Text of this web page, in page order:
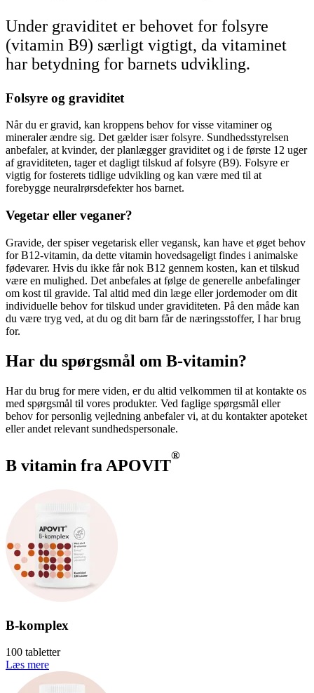
Under graviditet er behovet for folsyre
(vitamin B9) særligt vigtigt, da vitaminet
har betydning for barnets udvikling.
Folsyre og graviditet
Når du er gravid, kan kroppens behov for visse vitaminer og
mineraler ændre sig. Det gælder især folsyre. Sundhedsstyrelsen
anbefaler, at kvinder, der planlægger graviditet og i de første 12 uger
af graviditeten, tager et dagligt tilskud af folsyre (B9). Folsyre er
vigtig for fosterets tidlige udvikling og kan være med til at
forebygge neuralrørsdefekter hos barnet.
Vegetar eller veganer?
Gravide, der spiser vegetarisk eller vegansk, kan have et øget behov
for B12-vitamin, da dette vitamin hovedsageligt findes i animalske
fødevarer. Hvis du ikke får nok B12 gennem kosten, kan et tilskud
være en mulighed. Det anbefales at følge de generelle anbefalinger
om kost til gravide. Tal altid med din læge eller jordemoder om dit
individuelle behov for tilskud under graviditeten. På den måde kan
du være tryg ved, at du og dit barn får de næringsstoffer, I har brug
for.
Har du spørgsmål om B-vitamin?
Har du brug for mere viden, er du altid velkommen til at kontakte os
med spørgsmål til vores produkter. Ved faglige spørgsmål eller
behov for personlig vejledning anbefaler vi, at du kontakter apoteket
eller andet relevant sundhedspersonale.
B vitamin fra APOVIT
®
B-komplex
100 tabletter
Læs mere